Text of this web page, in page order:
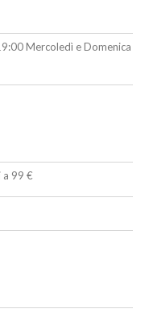
Mercoledì e Domenica
a 99 €